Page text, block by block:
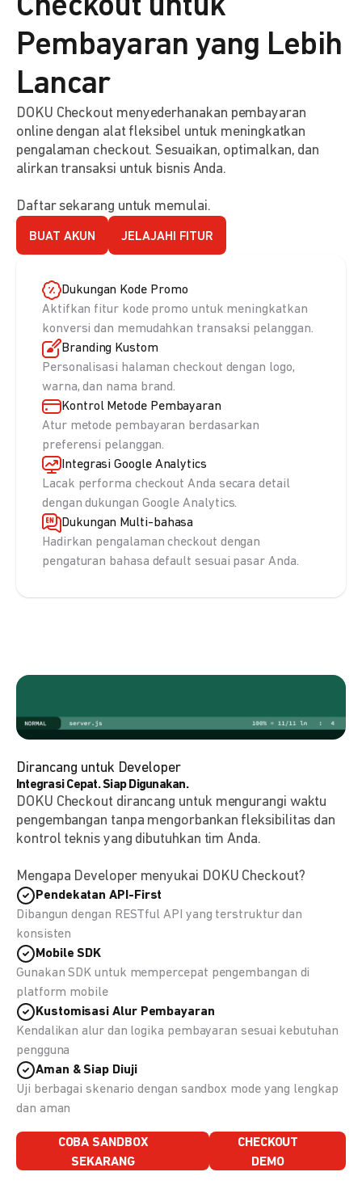
Checkout untuk
Pembayaran yang Lebih
Lancar
DOKU Checkout menyederhanakan pembayaran
online dengan alat fleksibel untuk meningkatkan
pengalaman checkout. Sesuaikan, optimalkan, dan
alirkan transaksi untuk bisnis Anda.
Daftar sekarang untuk memulai.
BUAT AKUN JELAJAHI FITUR
Dukungan Kode Promo
Aktifkan fitur kode promo untuk meningkatkan
konversi dan memudahkan transaksi pelanggan.
Branding Kustom
Personalisasi halaman checkout dengan logo,
warna, dan nama brand.
Kontrol Metode Pembayaran
Atur metode pembayaran berdasarkan
preferensi pelanggan.
Integrasi Google Analytics
Lacak performa checkout Anda secara detail
dengan dukungan Google Analytics.
Dukungan Multi-bahasa
Hadirkan pengalaman checkout dengan
pengaturan bahasa default sesuai pasar Anda.
Dirancang untuk Developer
Integrasi Cepat. Siap Digunakan.
DOKU Checkout dirancang untuk mengurangi waktu
pengembangan tanpa mengorbankan fleksibilitas dan
kontrol teknis yang dibutuhkan tim Anda.
Mengapa Developer menyukai DOKU Checkout?
Pendekatan API-First
Dibangun dengan RESTful API yang terstruktur dan
konsisten
Mobile SDK
Gunakan SDK untuk mempercepat pengembangan di
platform mobile
Kustomisasi Alur Pembayaran
Kendalikan alur dan logika pembayaran sesuai kebutuhan
pengguna
Aman & Siap Diuji
Uji berbagai skenario dengan sandbox mode yang lengkap
dan aman
COBA SANDBOX
SEKARANG
CHECKOUT
DEMO